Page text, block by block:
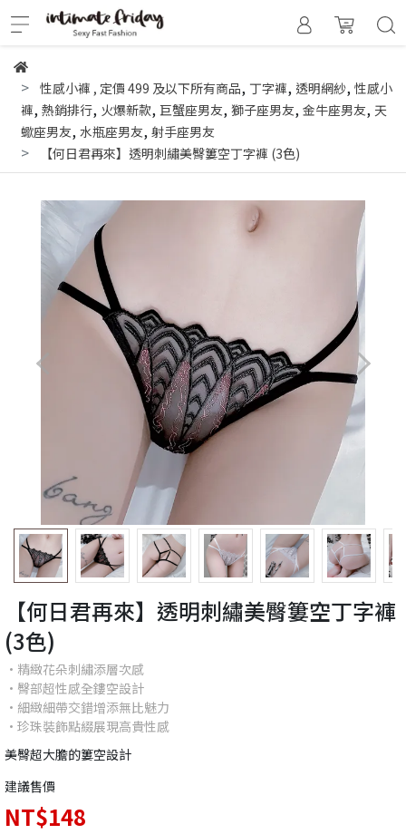
性感小褲 , 定價 499 及以下所有商品, 丁字褲, 透明網紗, 性感小
褲, 熱銷排行, 火爆新款, 巨蟹座男友, 獅子座男友, 金牛座男友, 天
蠍座男友, 水瓶座男友, 射手座男友
【何日君再來】透明刺繡美臀簍空丁字褲 (3色)
【何日君再來】透明刺繡美臀簍空丁字褲
(3色)
•精緻花朵刺繡添層次感
•臀部超性感全鏤空設計
•細緻細帶交錯增添無比魅力
•珍珠裝飾點綴展現高貴性感
美臀超大膽的簍空設計
建議售價
NT$148